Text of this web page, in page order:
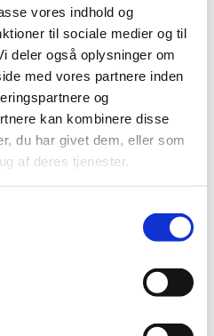
vores indhold og
til sociale medier og til
deler også oplysninger om
med vores partnere inden
og
kan kombinere disse
du har givet dem, eller som
af deres tjenester.